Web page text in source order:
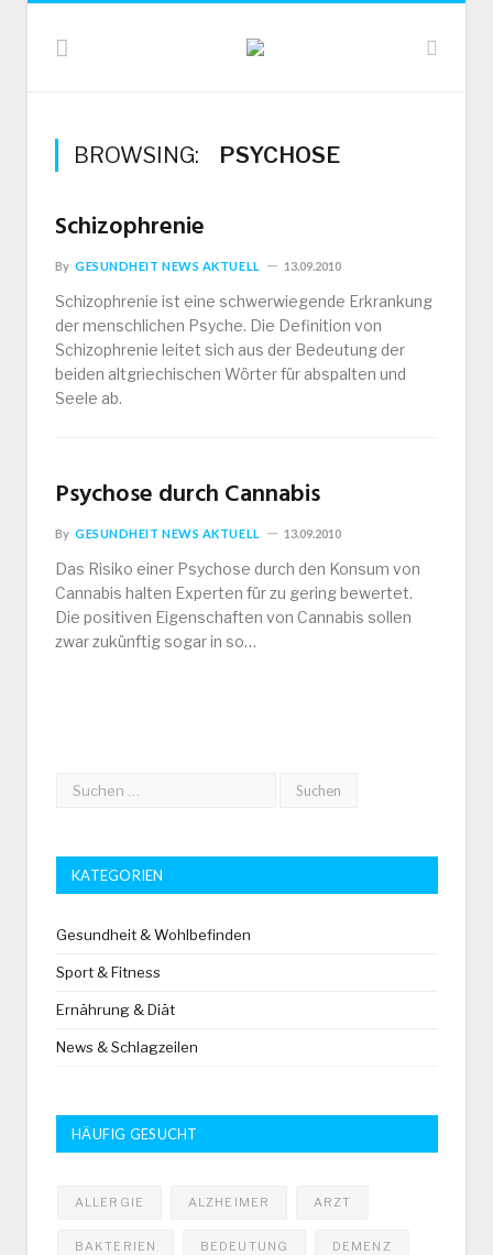
BROWSING: PSYCHOSE
Schizophrenie
By GESUNDHEIT NEWS AKTUELL 13.09.2010
Schizophrenie ist eine schwerwiegende Erkrankung
der menschlichen Psyche. Die Definition von
Schizophrenie leitet sich aus der Bedeutung der
beiden altgriechischen Wörter für abspalten und
Seele ab.
Psychose durch Cannabis
By GESUNDHEIT NEWS AKTUELL 13.09.2010
Das Risiko einer Psychose durch den Konsum von
Cannabis halten Experten für zu gering bewertet.
Die positiven Eigenschaften von Cannabis sollen
zwar zukünftig sogar in so…
KATEGORIEN
Gesundheit & Wohlbefinden
Sport & Fitness
Ernährung & Diät
News & Schlagzeilen
HÄUFIG GESUCHT
ALLERGIE ALZHEIMER ARZT
BAKTERIEN BEDEUTUNG DEMENZ